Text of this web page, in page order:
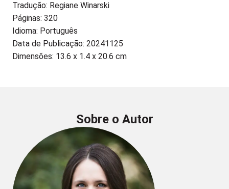
Tradução: Regiane Winarski
Páginas: 320
Idioma: Português
Data de Publicação: 20241125
Dimensões: 13.6 x 1.4 x 20.6 cm
Sobre o Autor